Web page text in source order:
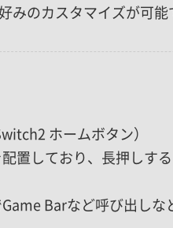
みのカスタマイズが可能
ホームボタン）
置しており、長押し
Barなど呼び出しな